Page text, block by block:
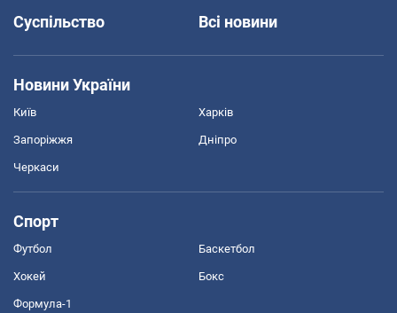
Суспільство
Всі новини
Новини України
Київ Харків
Запоріжжя Дніпро
Черкаси
Спорт
Футбол Баскетбол
Хокей Бокс
Формула-1